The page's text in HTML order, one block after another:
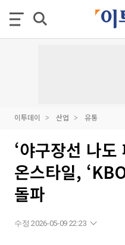
이투데이 산업 유통
‘야구장선 나
온스타일,
돌파
수정 2026-05-09 22:23